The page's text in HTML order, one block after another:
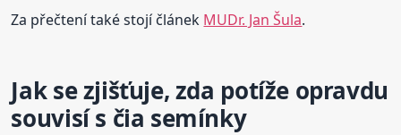
Za přečtení také stojí článek MUDr. Jan Šula.
Jak se zjišťuje, zda potíže opravdu
souvisí s čia semínky